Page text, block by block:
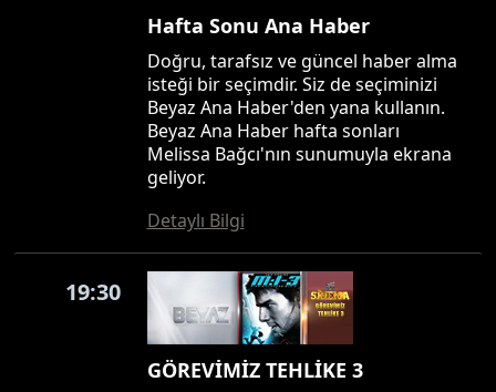
Hafta Sonu Ana Haber
Doğru, tarafsız ve güncel haber alma
isteği bir seçimdir. Siz de seçiminizi
Beyaz Ana Haber'den yana kullanın.
Beyaz Ana Haber hafta sonları
Melissa Bağcı'nın sunumuyla ekrana
geliyor.
Detaylı Bilgi
19:30
GÖREVİMİZ TEHLİKE 3